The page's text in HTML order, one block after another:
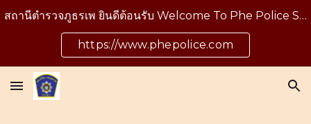
Skip to main content
สถานีตำรวจภูธรเพ ยินดีต้อนรับ Welcome To Phe Police Station
https://www.phepolice.com